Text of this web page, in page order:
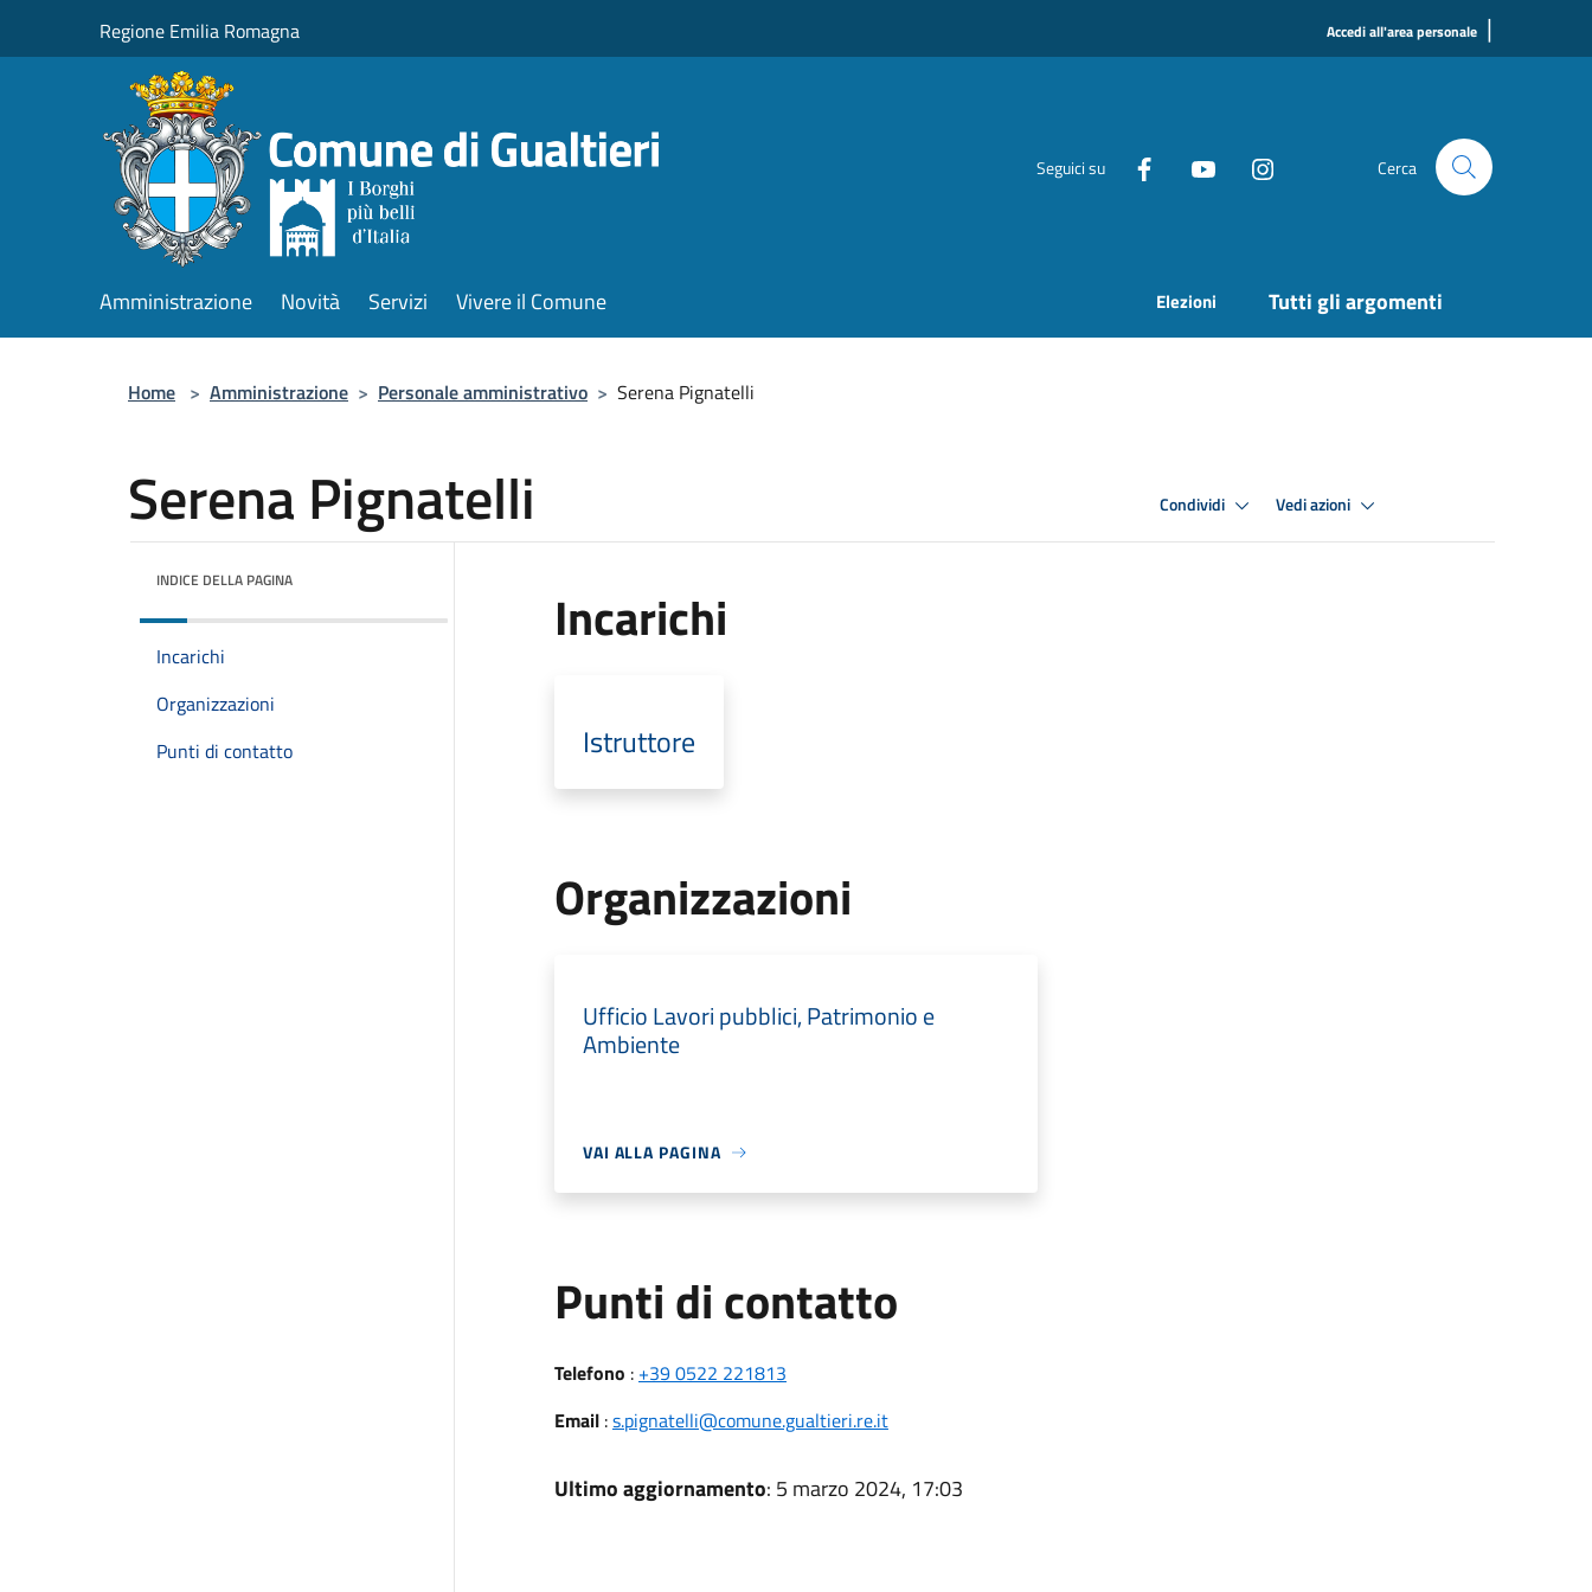
Regione Emilia Romagna Accedi all'area personale |
Seguici su Cerca
Amministrazione Novità Servizi Vivere il Comune Elezioni Tutti gli argomenti
Home > Amministrazione > Personale amministrativo > Serena Pignatelli
Serena Pignatelli Condividi Vedi azioni
INDICE DELLA PAGINA
Incarichi
Organizzazioni
Punti di contatto
Incarichi
Istruttore
Organizzazioni
Ufficio Lavori pubblici, Patrimonio e
Ambiente
VAI ALLA PAGINA
Punti di contatto
Telefono : +39 0522 221813
Email:s.pignatelli@comune.gualtieri.re.it
Ultimo aggiornamento: 5 marzo 2024, 17:03